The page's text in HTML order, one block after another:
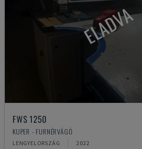
ELADVA
FWS 1250
KUPER - FURNÉRVÁGÓ
LENGYELORSZÁG 2022